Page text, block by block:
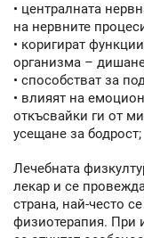
• централната
на нервните
• коригират
организма –
• способстват за
• влияят на
откъсвайки ги от
усещане за бодрост;
Лечебната
лекар и се
страна, най-често
физиотерапия. При